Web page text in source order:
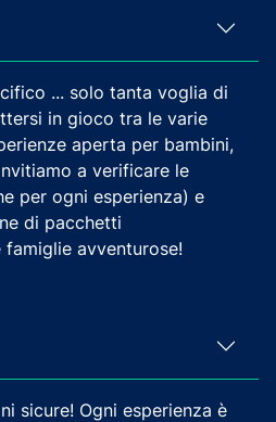
... solo tanta voglia di
in gioco tra le varie
aperta per bambini,
a verificare le
per ogni esperienza) e
di pacchetti
avventurose!
sicure! Ogni esperienza è